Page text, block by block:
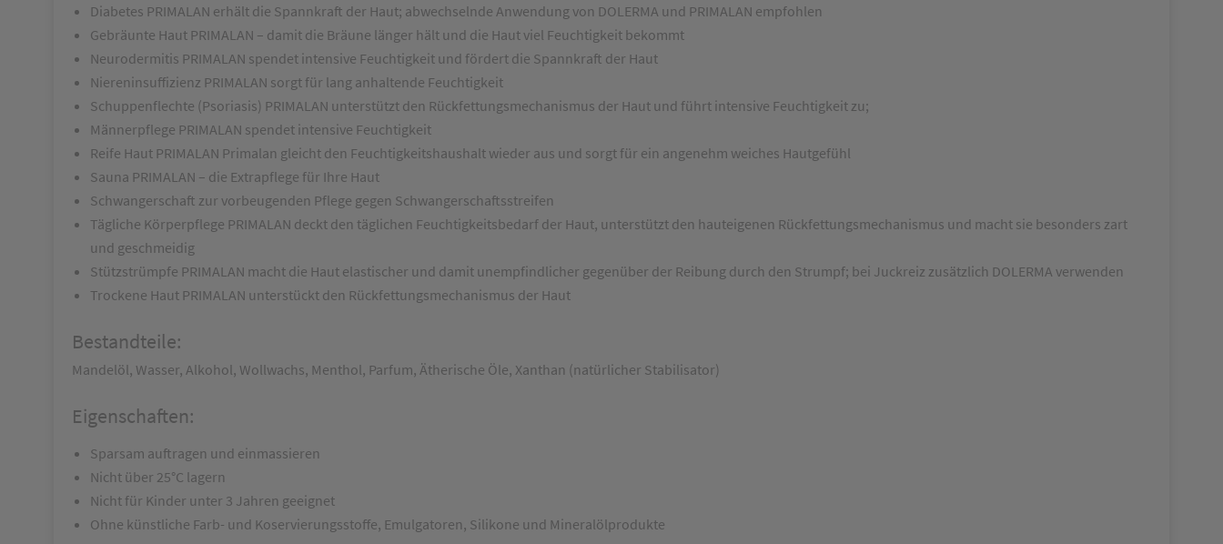
Diabetes PRIMALAN erhält die Spannkraft der Haut; abwechselnde Anwendung von DOLERMA und PRIMALAN empfohlen
Gebräunte Haut PRIMALAN – damit die Bräune länger hält und die Haut viel Feuchtigkeit bekommt
Neurodermitis PRIMALAN spendet intensive Feuchtigkeit und fördert die Spannkraft der Haut
Niereninsuffizienz PRIMALAN sorgt für lang anhaltende Feuchtigkeit
Schuppenflechte (Psoriasis) PRIMALAN unterstützt den Rückfettungsmechanismus der Haut und führt intensive Feuchtigkeit zu;
Männerpflege PRIMALAN spendet intensive Feuchtigkeit
Reife Haut PRIMALAN Primalan gleicht den Feuchtigkeitshaushalt wieder aus und sorgt für ein angenehm weiches Hautgefühl
Sauna PRIMALAN – die Extrapflege für Ihre Haut
Schwangerschaft zur vorbeugenden Pflege gegen Schwangerschaftsstreifen
Tägliche Körperpflege PRIMALAN deckt den täglichen Feuchtigkeitsbedarf der Haut, unterstützt den hauteigenen Rückfettungsmechanismus und macht sie besonders zart
und geschmeidig
Stützstrümpfe PRIMALAN macht die Haut elastischer und damit unempfindlicher gegenüber der Reibung durch den Strumpf; bei Juckreiz zusätzlich DOLERMA verwenden
Trockene Haut PRIMALAN unterstückt den Rückfettungsmechanismus der Haut
Bestandteile:
Mandelöl, Wasser, Alkohol, Wollwachs, Menthol, Parfum, Ätherische Öle, Xanthan (natürlicher Stabilisator)
Eigenschaften:
Sparsam auftragen und einmassieren
Nicht über 25°C lagern
Nicht für Kinder unter 3 Jahren geeignet
Ohne künstliche Farb- und Koservierungsstoffe, Emulgatoren, Silikone und Mineralölprodukte